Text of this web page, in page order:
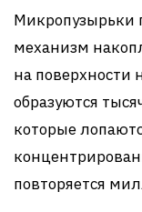
Микропузырьки
механизм
на поверхности
образуются
которые
повторяется